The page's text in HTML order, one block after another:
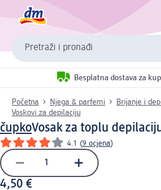
Pretraži i pronađi
Besplatna dostava za
Početna Njega & parfemi
Brijanje i
Voskovi za depilaciju
čupkoVosak za toplu
4.1 (9 ocjena)
4,50 €